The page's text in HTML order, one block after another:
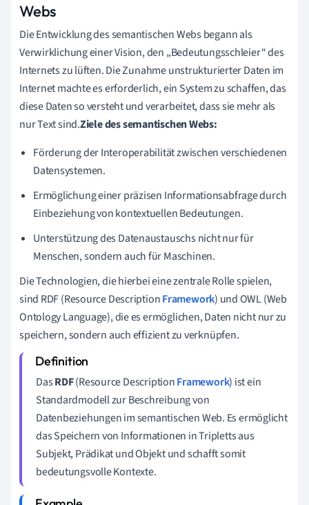
Webs
Die Entwicklung des semantischen Webs begann als
Verwirklichung einer Vision, den „Bedeutungsschleier“ des
Internets zu lüften. Die Zunahme unstrukturierter Daten im
Internet machte es erforderlich, ein System zu schaffen, das
diese Daten so versteht und verarbeitet, dass sie mehr als
nur Text sind.Ziele des semantischen Webs:
Förderung der Interoperabilität zwischen verschiedenen
Datensystemen.
Ermöglichung einer präzisen Informationsabfrage durch
Einbeziehung von kontextuellen Bedeutungen.
Unterstützung des Datenaustauschs nicht nur für
Menschen, sondern auch für Maschinen.
Die Technologien, die hierbei eine zentrale Rolle spielen,
sind RDF (Resource DescriptionFramework) und OWL (Web
Ontology Language), die es ermöglichen, Daten nicht nur zu
speichern, sondern auch effizient zu verknüpfen.
DasRDF(Resource DescriptionFramework) ist ein
Standardmodell zur Beschreibung von
Datenbeziehungen im semantischen Web. Es ermöglicht
das Speichern von Informationen in Tripletts aus
Subjekt, Prädikat und Objekt und schafft somit
bedeutungsvolle Kontexte.